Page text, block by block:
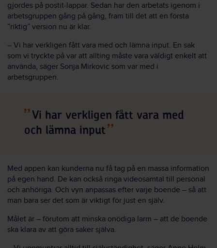
gjordes på postit-lappar. Sedan har den arbetats igenom i
arbetsgruppen gång på gång, fram till det att en första
”riktig” version nu är klar.
– Vi har verkligen fått vara med och lämna input. En sak
som vi tryckte på var att allting måste vara väldigt enkelt att
använda, säger Sonja Mirkovic som var med i
arbetsgruppen.
Vi har verkligen fått vara med
och lämna input
Med appen kan kunderna nu få tag på en massa information
på egen hand. De kan också ringa videosamtal till personal
och anhöriga. Och vyn anpassas efter varje boende – så att
man bara ser det som är viktigt för just en själv.
Målet är – förutom att minska onödiga larm – att de boende
ska klara av att göra saker själva.